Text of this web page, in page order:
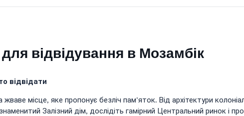
відвідування в Мозамбік
відвідати
місце, яке пропонує безліч пам’яток. Від архітектури
Залізний дім, дослідіть гамірний Центральний ринок і